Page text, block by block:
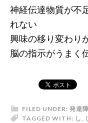
神経伝達物質が不
れない
興味の移り変わり
脳の指示がうまく
FILED UNDER: 発達
TAGGED WITH: し,